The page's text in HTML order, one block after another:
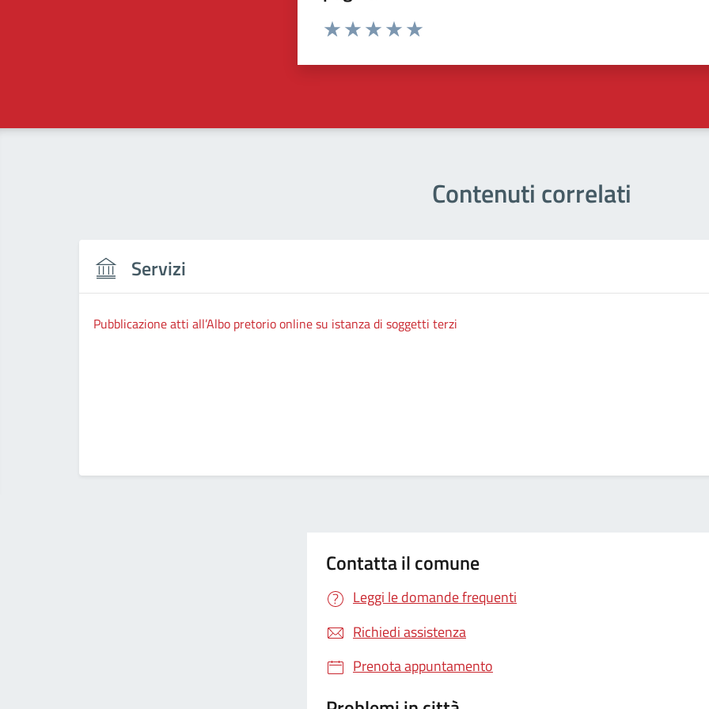
Contenuti correlati
Servizi
Pubblicazione atti all’Albo pretorio online su istanza di soggetti terzi
Contatta il comune
Leggi le domande frequenti
Richiedi assistenza
Prenota appuntamento